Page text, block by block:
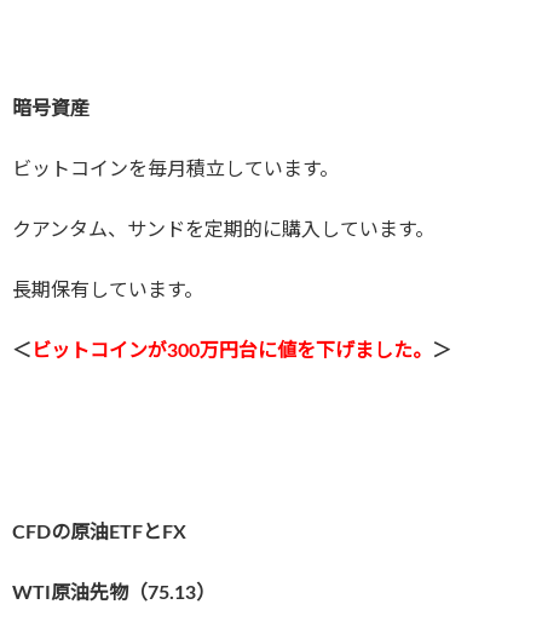
暗号資産
ビットコインを毎月積立しています。
クアンタム、サンドを定期的に購入しています。
長期保有しています。
＜ ビットコインが300万円台に値を下げました。 ＞
CFDの原油ETFとFX
WTI原油先物（75.13）